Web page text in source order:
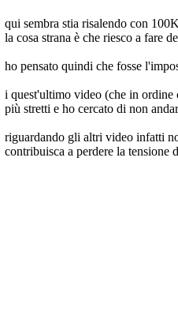
qui sembra stia risalendo con
la cosa strana è che riesco a fare
ho pensato quindi che fosse
i quest'ultimo video (che in ordine
più stretti e ho cercato di non
riguardando gli altri video infatti
contribuisca a perdere la tensione